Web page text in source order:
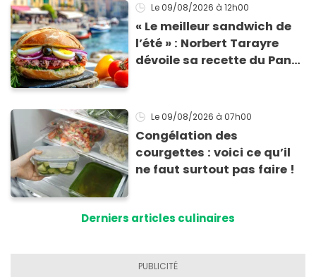
Le 09/08/2026 à 12h00
« Le meilleur sandwich de
l’été » : Norbert Tarayre
dévoile sa recette du Pan
Le 09/08/2026 à 07h00
Congélation des
courgettes : voici ce qu’il
ne faut surtout pas faire !
Derniers articles culinaires